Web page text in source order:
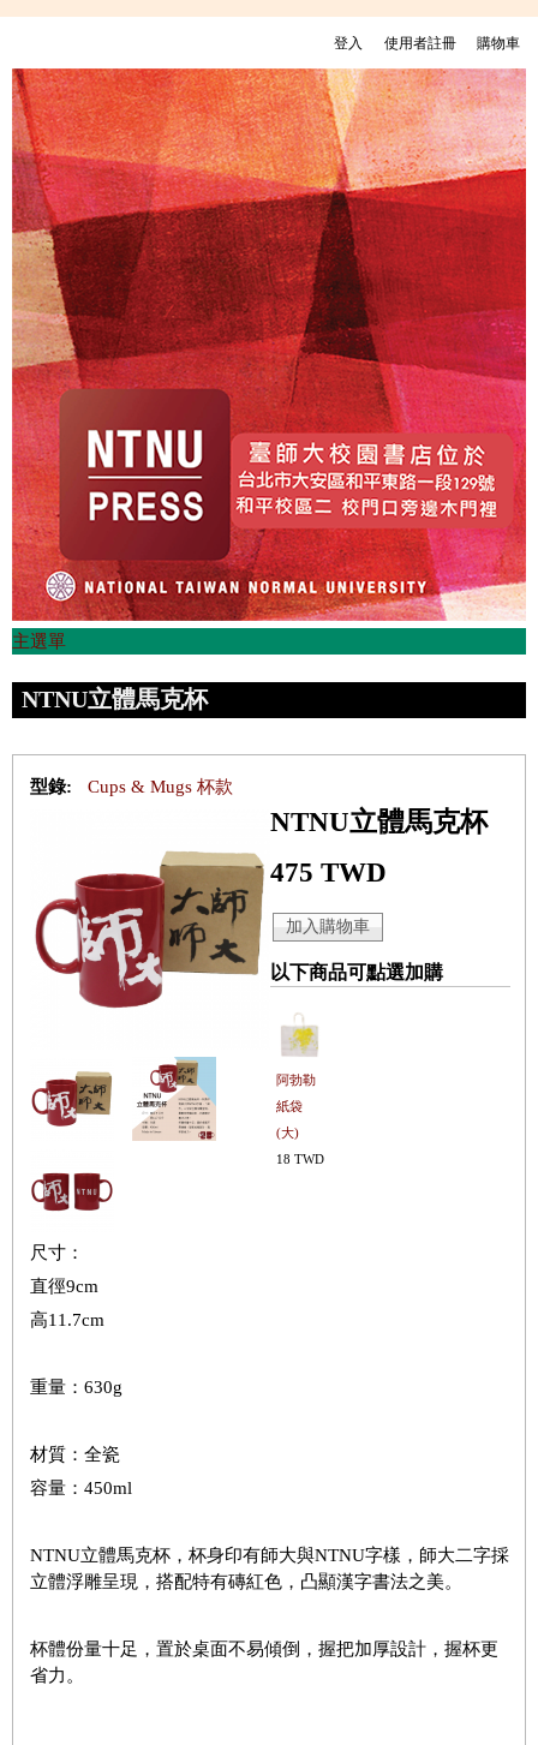
購物車
使用者註冊
登入
主選單
NTNU立體馬克杯
型錄: Cups & Mugs 杯款
NTNU立體馬克杯
475 TWD
以下商品可點選加購
阿勃勒
紙袋
(大)
18 TWD
尺寸：
直徑9cm
高11.7cm
重量：630g
材質：全瓷
容量：450ml
NTNU立體馬克杯，杯身印有師大與NTNU字樣，師大二字採
立體浮雕呈現，搭配特有磚紅色，凸顯漢字書法之美。
杯體份量十足，置於桌面不易傾倒，握把加厚設計，握杯更
省力。